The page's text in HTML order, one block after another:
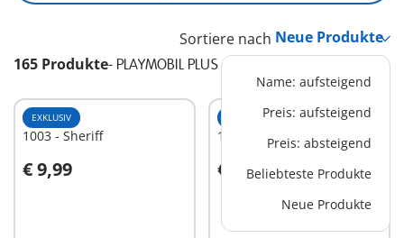
165 Produkte- PLAYMOBIL PLUS
Sortiere nach
Name: aufsteigend
Preis: aufsteigend
Preis: absteigend
Beliebteste Produkte
Neue Produkte
EXKLUSIV
1003 - Sheriff
€ 9,99
In den Warenkorb
EXKLUSIV XS
1029 - Street Soccer
€ 10,99
In den Warenkorb